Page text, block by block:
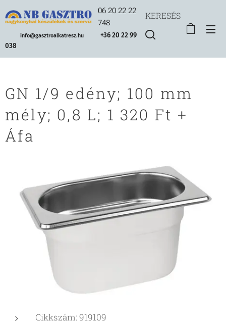
06 20 22 22
748
info@gasztroalkatresz.hu
+36 20 22 99
038
KERESÉS
GN 1/9 edény; 100 mm
mély; 0,8 L; 1 320 Ft +
Áfa
Cikkszám: 919109